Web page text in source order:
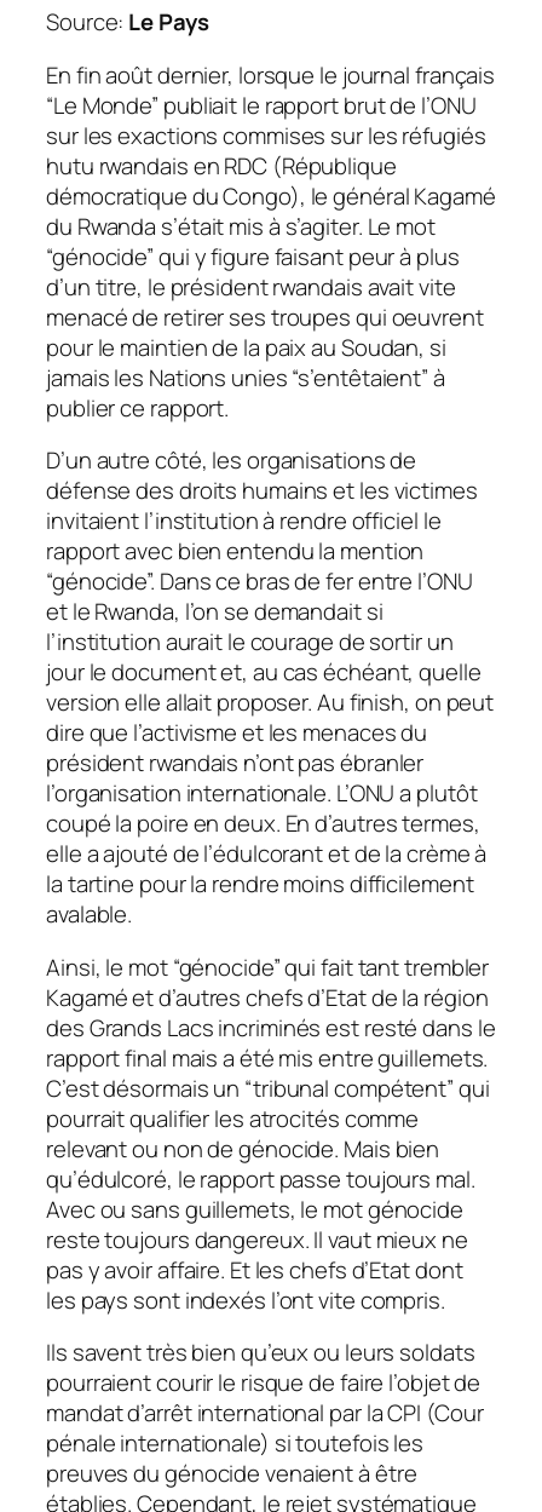
Source: Le Pays
En fin août dernier, lorsque le journal français
“Le Monde” publiait le rapport brut de l’ONU
sur les exactions commises sur les réfugiés
hutu rwandais en RDC (République
démocratique du Congo), le général Kagamé
du Rwanda s’était mis à s’agiter. Le mot
“génocide” qui y figure faisant peur à plus
d’un titre, le président rwandais avait vite
menacé de retirer ses troupes qui oeuvrent
pour le maintien de la paix au Soudan, si
jamais les Nations unies “s’entêtaient” à
publier ce rapport.
D’un autre côté, les organisations de
défense des droits humains et les victimes
invitaient l’institution à rendre officiel le
rapport avec bien entendu la mention
“génocide”. Dans ce bras de fer entre l’ONU
et le Rwanda, l’on se demandait si
l’institution aurait le courage de sortir un
jour le document et, au cas échéant, quelle
version elle allait proposer. Au finish, on peut
dire que l’activisme et les menaces du
président rwandais n’ont pas ébranler
l’organisation internationale. L’ONU a plutôt
coupé la poire en deux. En d’autres termes,
elle a ajouté de l’édulcorant et de la crème à
la tartine pour la rendre moins difficilement
avalable.
Ainsi, le mot “génocide” qui fait tant trembler
Kagamé et d’autres chefs d’Etat de la région
des Grands Lacs incriminés est resté dans le
rapport final mais a été mis entre guillemets.
C’est désormais un “tribunal compétent” qui
pourrait qualifier les atrocités comme
relevant ou non de génocide. Mais bien
qu’édulcoré, le rapport passe toujours mal.
Avec ou sans guillemets, le mot génocide
reste toujours dangereux. Il vaut mieux ne
pas y avoir affaire. Et les chefs d’Etat dont
les pays sont indexés l’ont vite compris.
Ils savent très bien qu’eux ou leurs soldats
pourraient courir le risque de faire l’objet de
mandat d’arrêt international par la CPI (Cour
pénale internationale) si toutefois les
preuves du génocide venaient à être
établies. Cependant, le rejet systématique